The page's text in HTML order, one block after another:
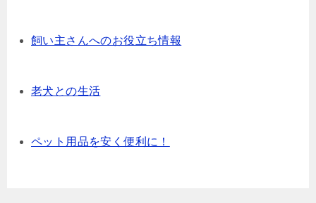
飼い主さんへのお役立ち情報
老犬との生活
ペット用品を安く便利に！